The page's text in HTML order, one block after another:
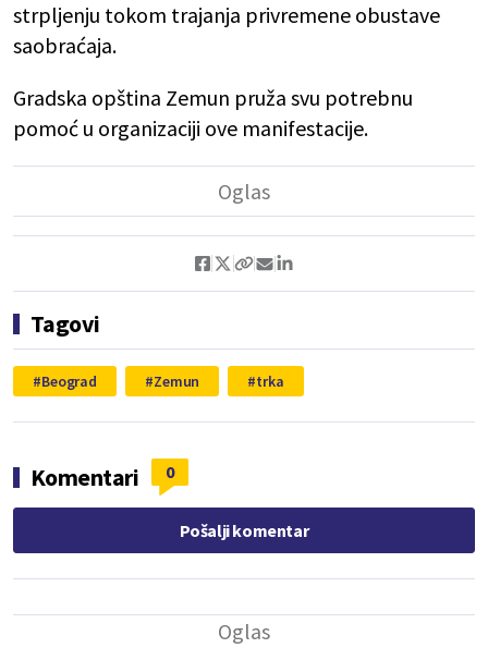
strpljenju tokom trajanja privremene obustave
saobraćaja.
Gradska opština Zemun pruža svu potrebnu
pomoć u organizaciji ove manifestacije.
Tagovi
Beograd Zemun trka
Komentari 0
Pošalji komentar